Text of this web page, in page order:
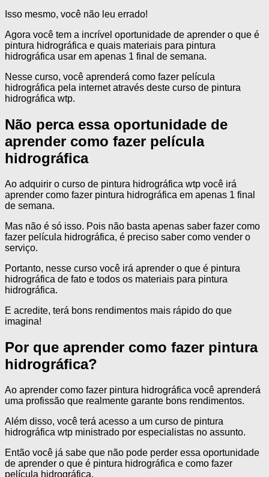
Isso mesmo, você não leu errado!
Agora você tem a incrível oportunidade de aprender o que é
pintura hidrográfica e quais materiais para pintura
hidrográfica usar em apenas 1 final de semana.
Nesse curso, você aprenderá como fazer película
hidrográfica pela internet através deste curso de pintura
hidrográfica wtp.
Não perca essa oportunidade de
aprender como fazer película
hidrográfica
Ao adquirir o curso de pintura hidrográfica wtp você irá
aprender como fazer pintura hidrográfica em apenas 1 final
de semana.
Mas não é só isso. Pois não basta apenas saber fazer como
fazer película hidrográfica, é preciso saber como vender o
serviço.
Portanto, nesse curso você irá aprender o que é pintura
hidrográfica de fato e todos os materiais para pintura
hidrográfica.
E acredite, terá bons rendimentos mais rápido do que
imagina!
Por que aprender como fazer pintura
hidrográfica?
Ao aprender como fazer pintura hidrográfica você aprenderá
uma profissão que realmente garante bons rendimentos.
Além disso, você terá acesso a um curso de pintura
hidrográfica wtp ministrado por especialistas no assunto.
Então você já sabe que não pode perder essa oportunidade
de aprender o que é pintura hidrográfica e como fazer
película hidrográfica.